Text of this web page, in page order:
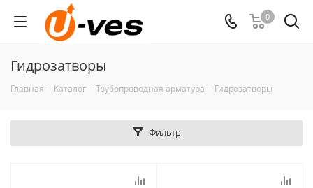
0
Гидрозатворы
Главная - Каталог - Трубопроводная арматура - Гидрозатворы
Фильтр